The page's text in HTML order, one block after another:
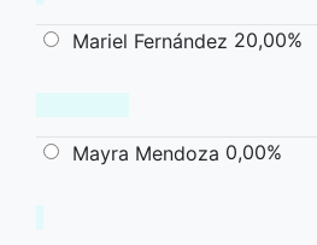
Mariel Fernández 20,00%
Mayra Mendoza 0,00%